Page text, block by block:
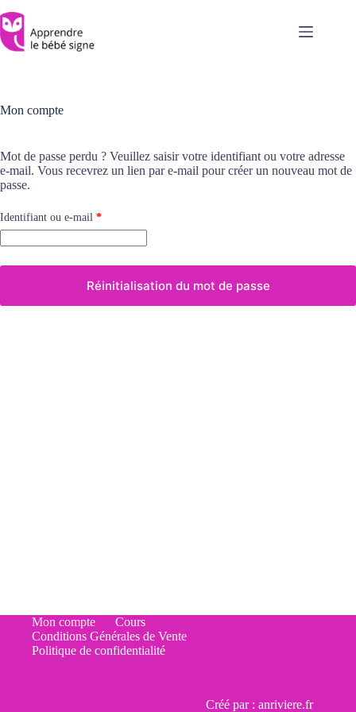
au
contenu
Mon compte
Mot de passe perdu ? Veuillez saisir votre identifiant ou votre adresse
e-mail. Vous recevrez un lien par e-mail pour créer un nouveau mot de
passe.
Identifiant ou e-mail *Obligatoire
Réinitialisation du mot de passe
Mon compte
Cours
Conditions Générales de Vente
Politique de confidentialité
Créé par :anriviere.fr